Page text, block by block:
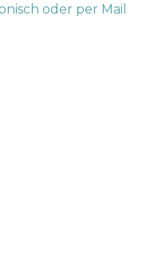
oder per Mail